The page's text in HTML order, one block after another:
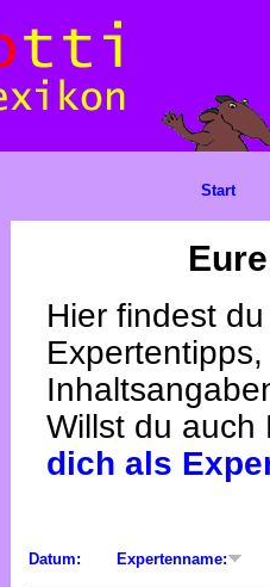
Hier findest
Willst du
dich als
Datum: Expertenname:
Start